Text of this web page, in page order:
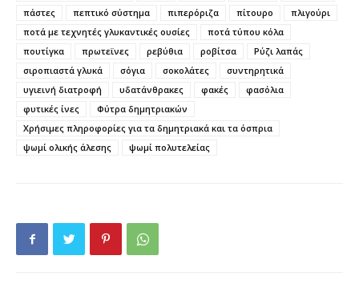
πάστες
πεπτικό σύστημα πιπερόριζα πίτουρο
πλιγούρι
ποτά με τεχνητές γλυκαντικές ουσίες
ποτά τύπου κόλα
πουτίγκα
πρωτεϊνες ρεβύθια ροβίτσα
Ρύζι λαπάς
σιροπιαστά γλυκά
σόγια σοκολάτες
συντηρητικά
υγιεινή διατροφή
υδατάνθρακες φακές
φασόλια
φυτικές ίνες
Φύτρα δημητριακών
Χρήσιμες πληροφορίες για τα δημητριακά και τα όσπρια
ψωμί ολικής άλεσης
ψωμί πολυτελείας